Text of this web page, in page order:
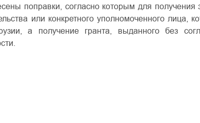
поправки, согласно которым для получения
или конкретного уполномоченного лица,
а получение гранта, выданного без